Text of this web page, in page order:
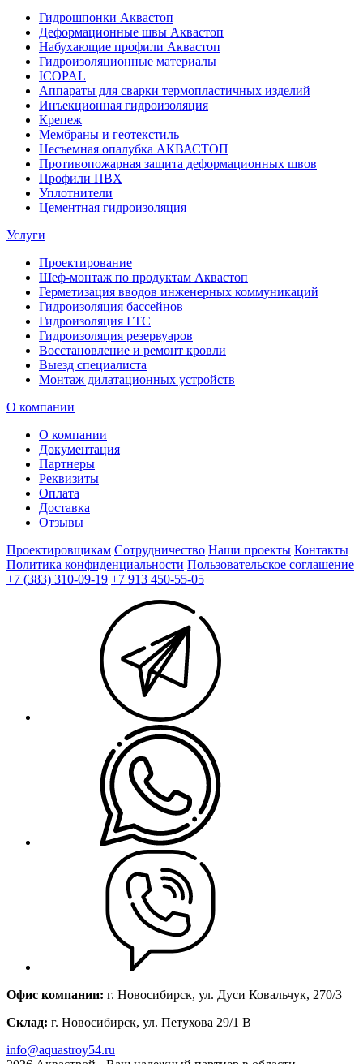
Гидрошпонки Аквастоп
Деформационные швы Аквастоп
Набухающие профили Аквастоп
Гидроизоляционные материалы
ICOPAL
Аппараты для сварки термопластичных изделий
Инъекционная гидроизоляция
Крепеж
Мембраны и геотекстиль
Несъемная опалубка АКВАСТОП
Противопожарная защита деформационных швов
Профили ПВХ
Уплотнители
Цементная гидроизоляция
Услуги
Проектирование
Шеф-монтаж по продуктам Аквастоп
Герметизация вводов инженерных коммуникаций
Гидроизоляция бассейнов
Гидроизоляция ГТС
Гидроизоляция резервуаров
Восстановление и ремонт кровли
Выезд специалиста
Монтаж дилатационных устройств
О компании
О компании
Документация
Партнеры
Реквизиты
Оплата
Доставка
Отзывы
Проектировщикам Сотрудничество Наши проекты Контакты
Политика конфиденциальности Пользовательское соглашение
+7 (383) 310-09-19 +7 913 450-55-05
Офис компании: г. Новосибирск, ул. Дуси Ковальчук, 270/3
Склад: г. Новосибирск, ул. Петухова 29/1 В
info@aquastroy54.ru